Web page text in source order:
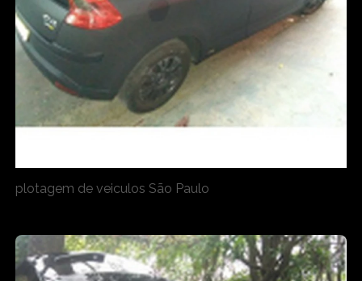
plotagem de veiculos São Paulo